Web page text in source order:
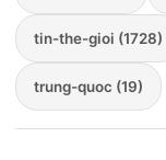
tin-the-gioi (1728)
trung-quoc (19)